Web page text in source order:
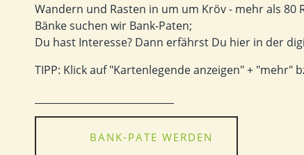
Wandern und Rasten in um um Kröv - mehr als 80
Bänke suchen wir Bank-Paten;
Du hast Interesse? Dann erfährst Du hier in der
TIPP: Klick auf "Kartenlegende anzeigen" + "mehr"
BANK-PATE WERDEN